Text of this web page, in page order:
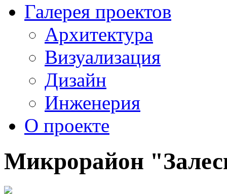
Галерея проектов
Архитектура
Визуализация
Дизайн
Инженерия
О проекте
Микрорайон